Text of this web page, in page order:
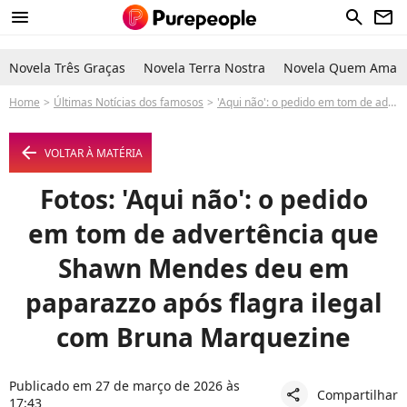
menu search newsletter
Novela Três Graças Novela Terra Nostra Novela Quem Ama
Home Últimas Notícias dos famosos 'Aqui não': o pedido em tom de advertência que Shawn Mendes deu em paparazzo após flagra ilegal com Bruna Marquezine
arrow_left VOLTAR À MATÉRIA
Fotos: 'Aqui não': o pedido
em tom de advertência que
Shawn Mendes deu em
paparazzo após flagra ilegal
com Bruna Marquezine
Publicado em 27 de março de 2026 às
17:43
share Compartilhar